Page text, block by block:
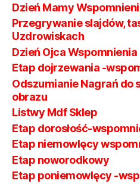
Dzień Mamy
Przegrywanie slajdów,
Uzdrowiskach
Dzień Ojca Wspomnienia
Etap dojrzewania -
Odszumianie Nagrań do
obrazu
Listwy Mdf Sklep
Etap dorosłość-
Etap niemowlęcy
Etap noworodkowy
Etap poniemowlęcy -